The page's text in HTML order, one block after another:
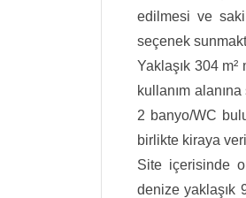
edilmesi ve
seçenek
Yaklaşık 304
kullanım
2 banyo/WC
birlikte kiraya
Site içerisinde
denize yaklaşık